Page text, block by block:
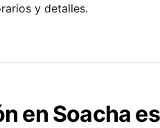
y detalles.
en Soacha